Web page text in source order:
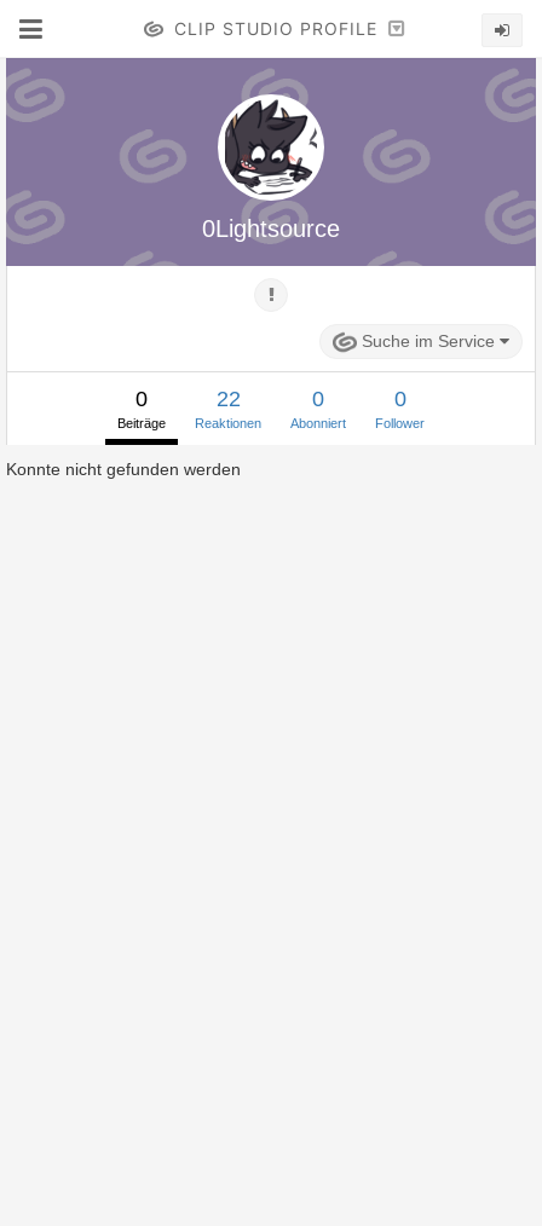
CLIP STUDIO PROFILE
0Lightsource
Suche im Service
0
Beiträge
22
Reaktionen
0
Abonniert
0
Follower
Konnte nicht gefunden werden